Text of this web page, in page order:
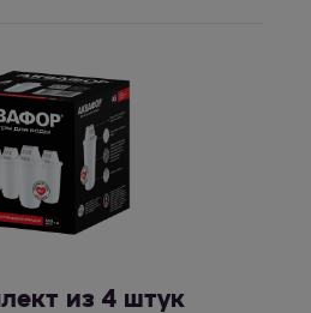
из 4 штук